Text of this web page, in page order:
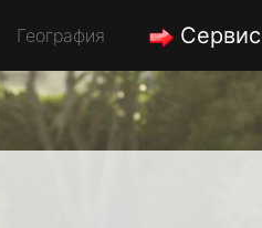
География